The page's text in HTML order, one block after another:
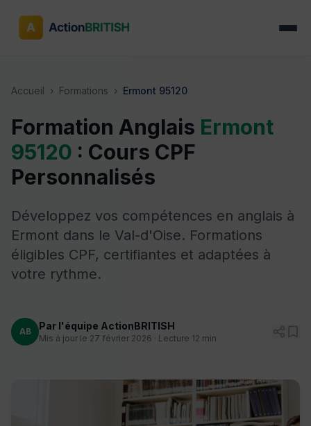
Accueil › Formations › Ermont 95120
Formation Anglais Ermont
95120 : Cours CPF
Personnalisés
Développez vos compétences en anglais à
Ermont dans le Val-d'Oise. Formations
éligibles CPF, certifiantes et adaptées à
votre rythme.
AB Par l'équipe ActionBRITISH
Mis à jour le 27 février 2026 · Lecture 12 min